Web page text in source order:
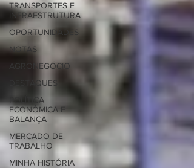
TRANSPORTES E
INFRAESTRUTURA
OPORTUNIDADES
NOTAS
AGRONEGÓCIO
DESTAQUES
POLÍTICA
ECONÔMICA E
BALANÇA
MERCADO DE
TRABALHO
MINHA HISTÓRIA